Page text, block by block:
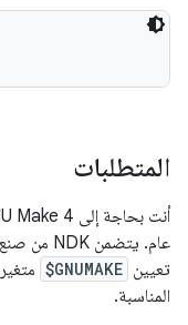
المتطلبات
تعيين $GNUMAKE
المناسبة.